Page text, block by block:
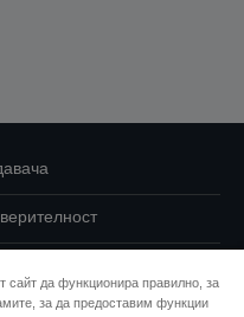
сайт да функционира правилно, за
за да предоставим функции